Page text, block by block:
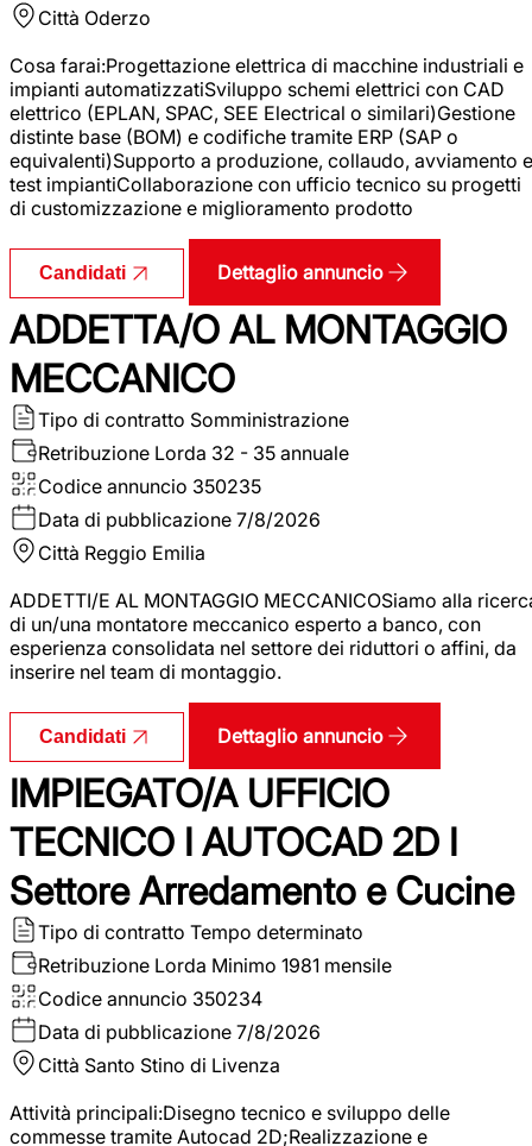
Città Oderzo
Cosa farai:Progettazione elettrica di macchine industriali e
impianti automatizzatiSviluppo schemi elettrici con CAD
elettrico (EPLAN, SPAC, SEE Electrical o similari)Gestione
distinte base (BOM) e codifiche tramite ERP (SAP o
equivalenti)Supporto a produzione, collaudo, avviamento e
test impiantiCollaborazione con ufficio tecnico su progetti
di customizzazione e miglioramento prodotto
Candidati Dettaglio annuncio
ADDETTA/O AL MONTAGGIO
MECCANICO
Tipo di contratto Somministrazione
Retribuzione Lorda 32 - 35 annuale
Codice annuncio 350235
Data di pubblicazione 7/8/2026
Città Reggio Emilia
ADDETTI/E AL MONTAGGIO MECCANICOSiamo alla
di un/una montatore meccanico esperto a banco, con
esperienza consolidata nel settore dei riduttori o affini, da
inserire nel team di montaggio.
Candidati Dettaglio annuncio
IMPIEGATO/A UFFICIO
TECNICO I AUTOCAD 2D I
Settore Arredamento e Cucine
Tipo di contratto Tempo determinato
Retribuzione Lorda Minimo 1981 mensile
Codice annuncio 350234
Data di pubblicazione 7/8/2026
Città Santo Stino di Livenza
Attività principali:Disegno tecnico e sviluppo delle
commesse tramite Autocad 2D;Realizzazione e